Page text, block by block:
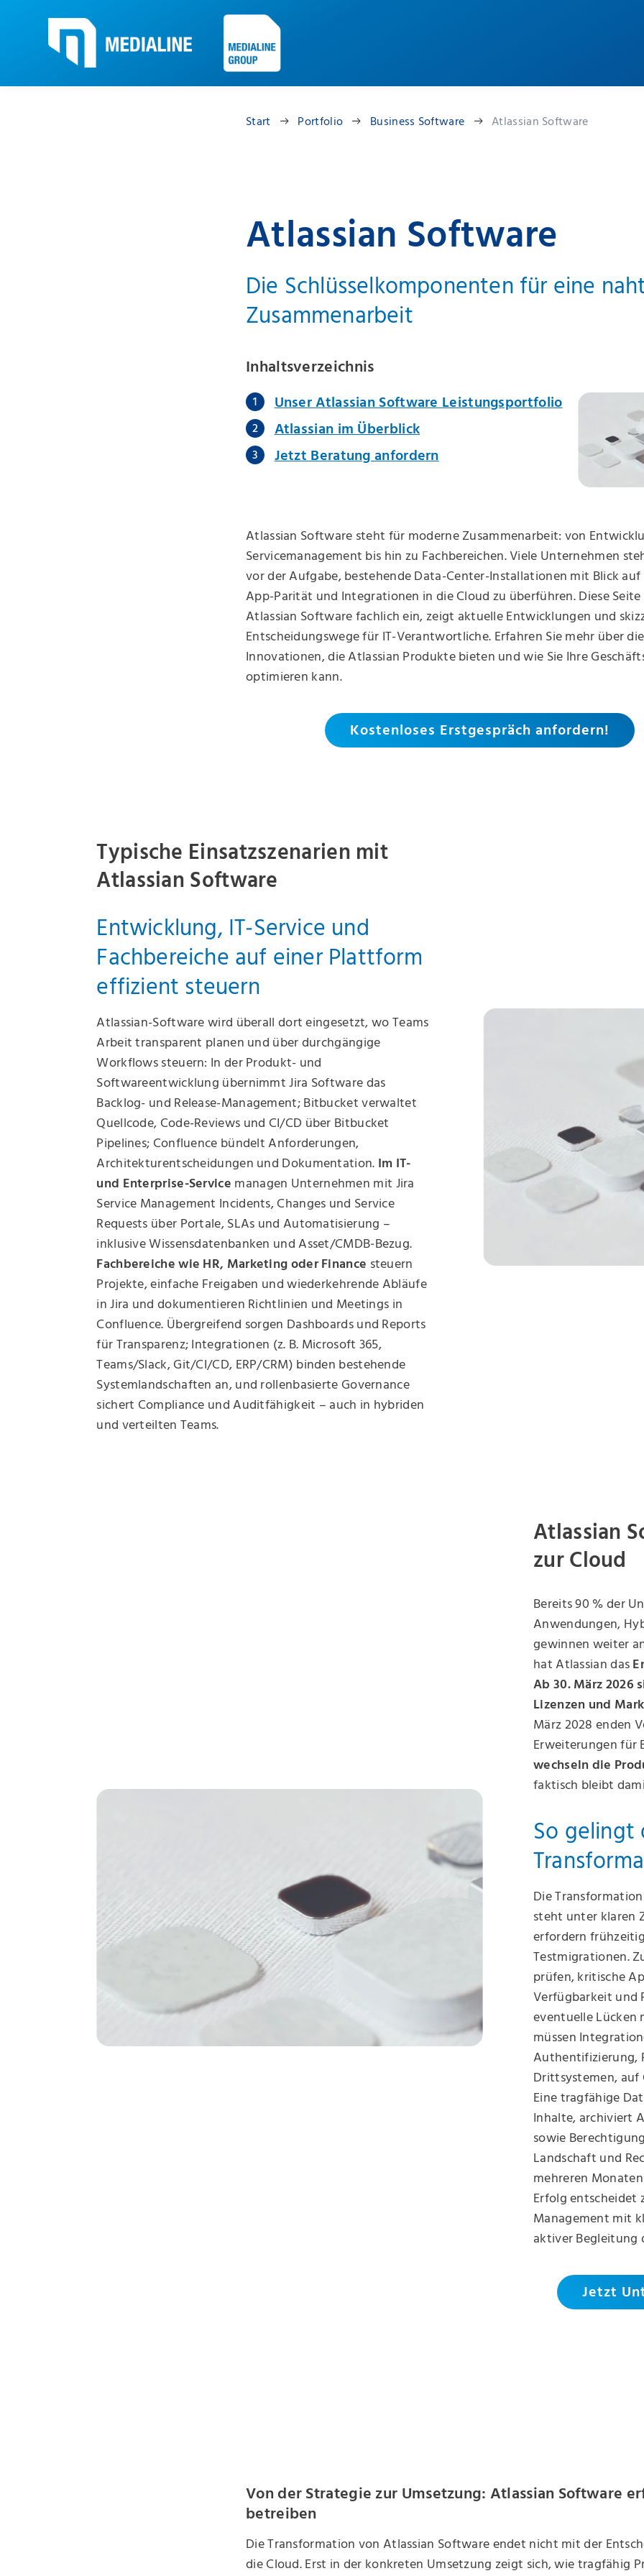
Start Portfolio Business Software Atlassian Software
Atlassian Software
Die Schlüsselkomponenten für eine
Zusammenarbeit
Inhaltsverzeichnis
Unser Atlassian Software Leistungsportfolio
Atlassian im Überblick
Jetzt Beratung anfordern
Atlassian Software steht für moderne Zusammenarbeit: von
Servicemanagement bis hin zu Fachbereichen. Viele Unternehmen
vor der Aufgabe, bestehende Data-Center-Installationen mit Blick auf
App-Parität und Integrationen in die Cloud zu überführen. Diese
Atlassian Software fachlich ein, zeigt aktuelle Entwicklungen und
Entscheidungswege für IT-Verantwortliche. Erfahren Sie mehr über die
Innovationen, die Atlassian Produkte bieten und wie Sie Ihre
optimieren kann.
Kostenloses Erstgespräch anfordern!
Typische Einsatzszenarien mit
Atlassian Software
Entwicklung, IT‑Service und
Fachbereiche auf einer Plattform
effizient steuern
Atlassian-Software wird überall dort eingesetzt, wo Teams
Arbeit transparent planen und über durchgängige
Workflows steuern: In der Produkt- und
Softwareentwicklung übernimmt Jira Software das
Backlog- und Release-Management; Bitbucket verwaltet
Quellcode, Code-Reviews und CI/CD über Bitbucket
Pipelines; Confluence bündelt Anforderungen,
Architekturentscheidungen und Dokumentation.
Im IT‑
und Enterprise‑Service managen Unternehmen mit Jira
Service Management Incidents, Changes und Service
Requests über Portale, SLAs und Automatisierung –
inklusive Wissensdatenbanken und Asset/CMDB‑Bezug.
Fachbereiche wie HR, Marketing oder Finance steuern
Projekte, einfache Freigaben und wiederkehrende Abläufe
in Jira und dokumentieren Richtlinien und Meetings in
Confluence. Übergreifend sorgen Dashboards und Reports
für Transparenz; Integrationen (z. B. Microsoft 365,
Teams/Slack, Git/CI/CD, ERP/CRM) binden bestehende
Systemlandschaften an, und rollenbasierte Governance
sichert Compliance und Auditfähigkeit – auch in hybriden
und verteilten Teams.
Atlassian
zur Cloud
Bereits 90 % der
Anwendungen,
gewinnen weiter
hat Atlassian das
Ab 30. März 2026
Lizenzen und
März 2028 enden
Erweiterungen für
wechseln die
faktisch bleibt
So gelingt
Die
steht unter klaren
erfordern
Testmigrationen.
prüfen, kritische
Verfügbarkeit und
eventuelle Lücken
müssen
Authentifizierung,
Drittsystemen, auf
Eine tragfähige
Inhalte, archiviert
sowie
Landschaft und
mehreren
Erfolg entscheidet
Management mit
aktiver Begleitung
Jetzt
Von der Strategie zur Umsetzung: Atlassian Software
betreiben
Die Transformation von Atlassian Software endet nicht mit der
die Cloud. Erst in der konkreten Umsetzung zeigt sich, wie tragfähig